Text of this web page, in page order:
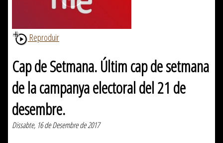
Reproduir
Cap de Setmana. Últim cap de setmana
de la campanya electoral del 21 de
desembre.
Dissabte, 16 de Desembre de 2017